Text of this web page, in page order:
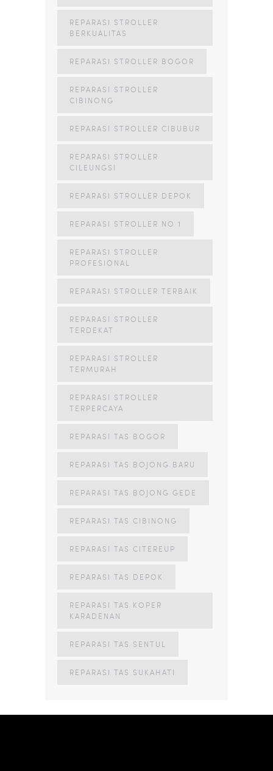
REPARASI STROLLER
BERKUALITAS
REPARASI STROLLER BOGOR
REPARASI STROLLER
CIBINONG
REPARASI STROLLER CIBUBUR
REPARASI STROLLER
CILEUNGSI
REPARASI STROLLER DEPOK
REPARASI STROLLER NO 1
REPARASI STROLLER
PROFESIONAL
REPARASI STROLLER TERBAIK
REPARASI STROLLER
TERDEKAT
REPARASI STROLLER
TERMURAH
REPARASI STROLLER
TERPERCAYA
REPARASI TAS BOGOR
REPARASI TAS BOJONG BARU
REPARASI TAS BOJONG GEDE
REPARASI TAS CIBINONG
REPARASI TAS CITEREUP
REPARASI TAS DEPOK
REPARASI TAS KOPER
KARADENAN
REPARASI TAS SENTUL
REPARASI TAS SUKAHATI